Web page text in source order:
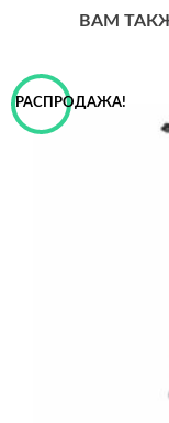
ВАМ
РАСПРОДАЖА!